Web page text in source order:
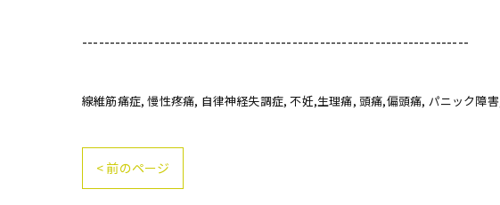
----------------------------------------------------------------------
線維筋痛症 慢性疼痛 自律神経失調症 不妊,生理痛 頭痛,偏頭痛 パニック障害
< 前のページ